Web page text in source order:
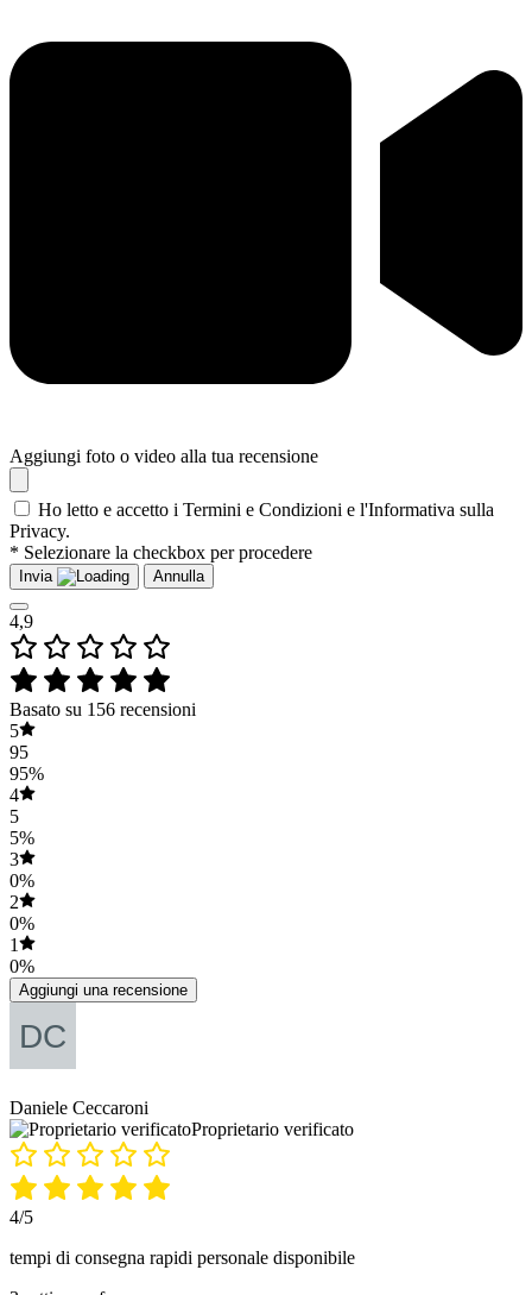
Aggiungi foto o video alla tua recensione
Ho letto e accetto i Termini e Condizioni e l'Informativa sulla
Privacy.
* Selezionare la checkbox per procedere
Invia Annulla
4,9
Basato su 156 recensioni
5
95
95%
4
5
5%
3
0%
2
0%
1
0%
Aggiungi una recensione
Daniele Ceccaroni
Proprietario verificato
4/5
tempi di consegna rapidi personale disponibile